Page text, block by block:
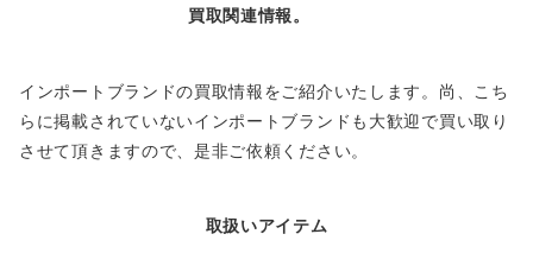
ジバンシイ
ブランドロゴ入りデザインのストラップが印象的なバックパッ
クです。丈夫なナイロン製でありながら軽量のデザインも特徴
買取関連情報。
インポートブランドの買取情報をご紹介いたします。尚、こち
らに掲載されていないインポートブランドも大歓迎で買い取り
させて頂きますので、是非ご依頼ください。
取扱いアイテム